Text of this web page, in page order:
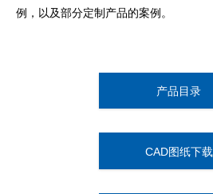
例，以及部分定制产品的案例。
产品目录
CAD图纸下载